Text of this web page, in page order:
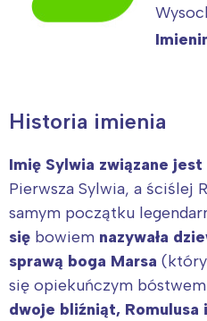
Historia imienia
Imię Sylwia związane
Pierwsza Sylwia, a ściślej
samym początku
się bowiem nazywała
sprawą boga Marsa
się opiekuńczym
dwoje bliźniąt, Romulusa